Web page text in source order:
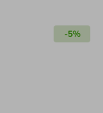
-5%